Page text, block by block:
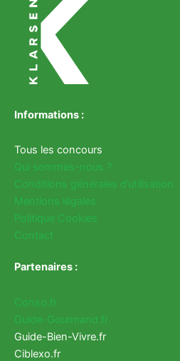
Informations :
Tous les concours
Qui sommes-nous ?
Conditions générales d’utilisation
Mentions légales
Politique Cookies
Contact
Partenaires :
Conso.fr
Guide-Gourmand.fr
Guide-Bien-Vivre.fr
Ciblexo.fr